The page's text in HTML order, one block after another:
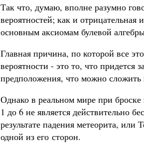
Так что, думаю, вполне разумно
вероятностей; как и
основным аксиомам булевой
Главная причина, по которой все
вероятности - это то, что придется
предположения, что можно сложить
Однако в реальном мире при броске
1 до 6 не является действительно
результате падения метеорита,
одной из его сторон.